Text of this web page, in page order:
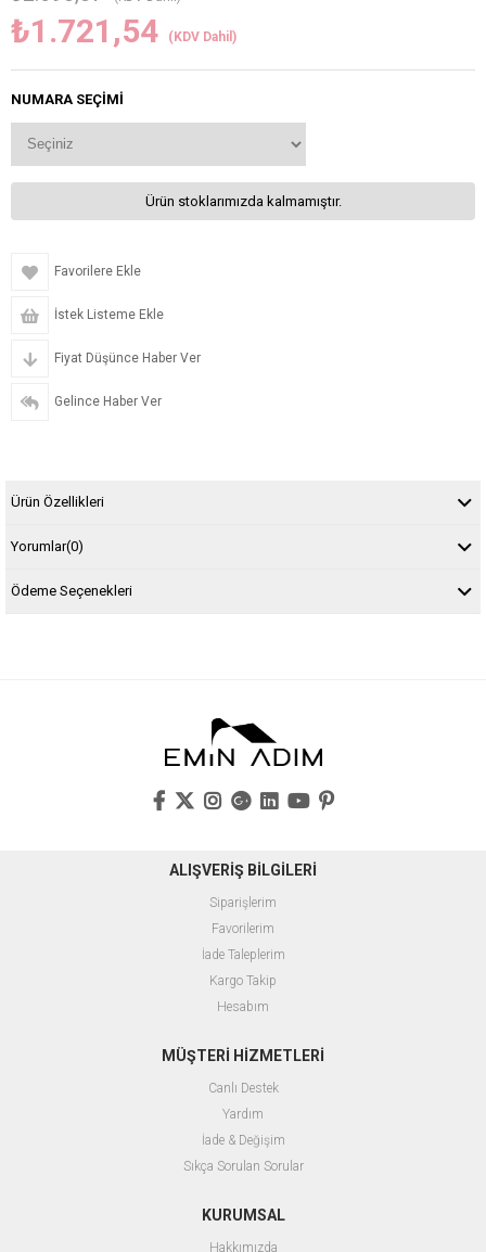
₺1.721,54 (KDV Dahil)
NUMARA SEÇIMI
Ürün stoklarımızda kalmamıştır.
Favorilere Ekle
İstek Listeme Ekle
Fiyat Düşünce Haber Ver
Gelince Haber Ver
Ürün Özellikleri
Yorumlar(0)
Ödeme Seçenekleri
ALIŞVERİŞ BİLGİLERİ
Siparişlerim
Favorilerim
İade Taleplerim
Kargo Takip
Hesabım
MÜŞTERİ HİZMETLERİ
Canlı Destek
Yardım
İade & Değişim
Sıkça Sorulan Sorular
KURUMSAL
Hakkımızda